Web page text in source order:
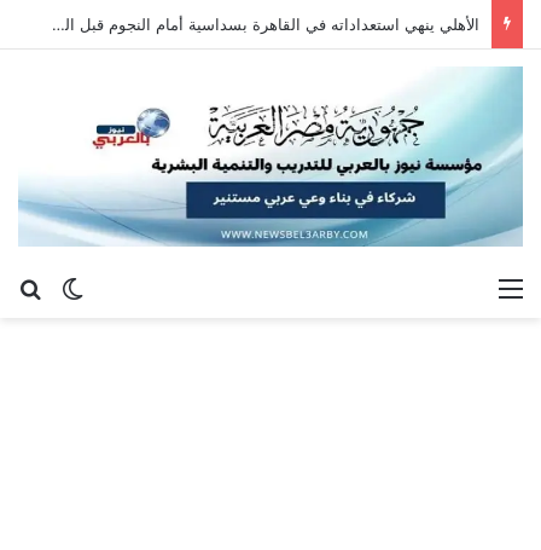
الأهلي ينهي استعداداته في القاهرة بسداسية أمام النجوم قبل السفر إلى إسبانيا
الوضع القائمة